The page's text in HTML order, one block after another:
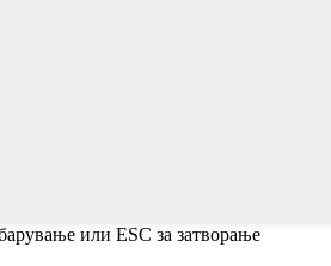
или ESC за затворање